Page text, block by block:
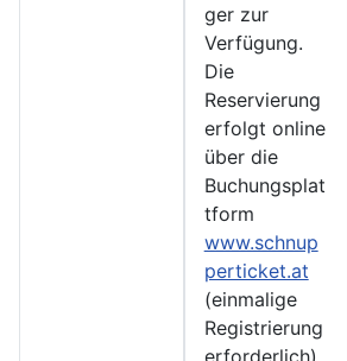
ger zur
Verfügung.
Die
Reservierung
erfolgt online
über die
Buchungsplat
tform
www.schnup
perticket.at
(einmalige
Registrierung